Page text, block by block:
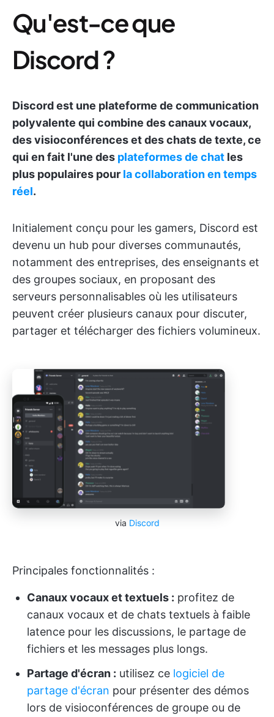
Qu'est-ce que
Discord ?
Discord est une plateforme de communication
polyvalente qui combine des canaux vocaux,
des visioconférences et des chats de texte, ce
qui en fait l'une des plateformes de chat les
plus populaires pour la collaboration en temps
réel.
Initialement conçu pour les gamers, Discord est
devenu un hub pour diverses communautés,
notamment des entreprises, des enseignants et
des groupes sociaux, en proposant des
serveurs personnalisables où les utilisateurs
peuvent créer plusieurs canaux pour discuter,
partager et télécharger des fichiers volumineux.
via Discord
Principales fonctionnalités :
Canaux vocaux et textuels : profitez de
canaux vocaux et de chats textuels à faible
latence pour les discussions, le partage de
fichiers et les messages plus longs.
Partage d'écran : utilisez ce logiciel de
partage d'écran pour présenter des démos
lors de visioconférences de groupe ou de